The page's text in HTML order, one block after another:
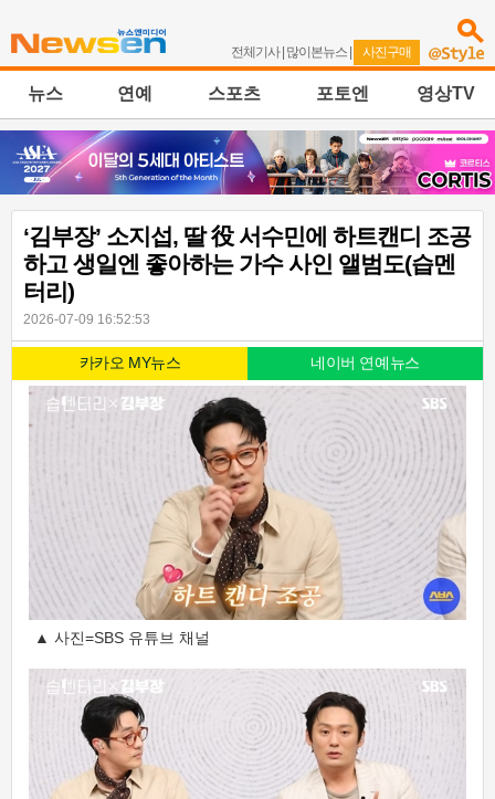
전체기사| 많이본뉴스 | 사진구매
뉴스 연예 스포츠 포토엔 영상TV
‘김부장’ 소지섭, 딸 役 서수민에 하트캔디 조공
하고 생일엔 좋아하는 가수 사인 앨범도(습멘
터리)
2026-07-09 16:52:53
카카오 MY뉴스 네이버 연예뉴스
▲ 사진=SBS 유튜브 채널